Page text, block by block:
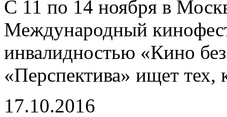
С 11 по 14 ноября в
Международный
инвалидностью «Кино
«Перспектива» ищет тех,
17.10.2016